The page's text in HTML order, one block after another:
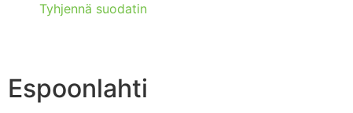
Tyhjennä suodatin
Espoonlahti